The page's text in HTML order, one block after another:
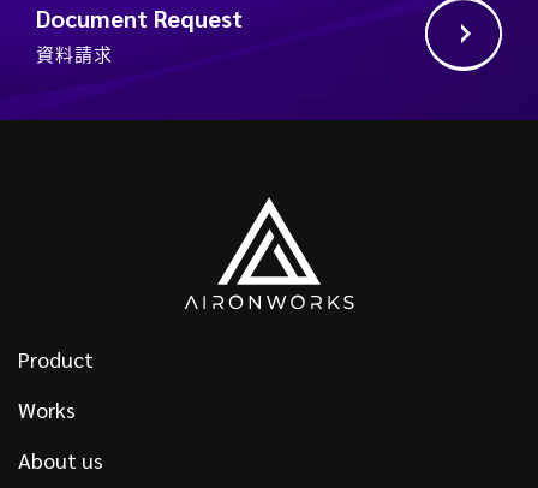
Document Request
資料請求
Product
Works
About us